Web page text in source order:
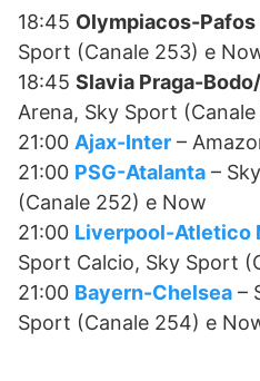
18:45 Olympiacos-Pafos
Sport (Canale 253) e
18:45 Slavia Praga-
Arena, Sky Sport
21:00 Ajax-Inter –
21:00 PSG-Atalanta –
(Canale 252) e Now
21:00 Liverpool-Atletico
Sport Calcio, Sky Sport
21:00 Bayern-Chelsea –
Sport (Canale 254) e